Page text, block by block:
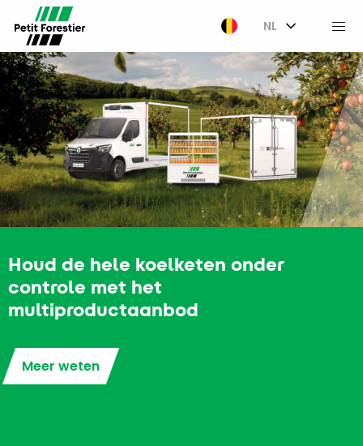
NL
Houd de hele koelketen onder
controle met het
multiproductaanbod
Meer weten